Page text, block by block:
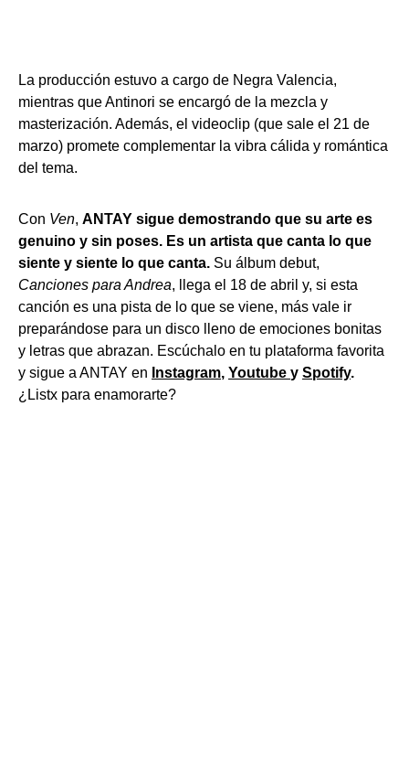
La producción estuvo a cargo de Negra Valencia,
mientras que Antinori se encargó de la mezcla y
masterización. Además, el videoclip (que sale el 21 de
marzo) promete complementar la vibra cálida y romántica
del tema.
Con Ven, ANTAY sigue demostrando que su arte es
genuino y sin poses. Es un artista que canta lo que
siente y siente lo que canta. Su álbum debut,
Canciones para Andrea, llega el 18 de abril y, si esta
canción es una pista de lo que se viene, más vale ir
preparándose para un disco lleno de emociones bonitas
y letras que abrazan. Escúchalo en tu plataforma favorita
y sigue a ANTAY en Instagram, Youtube y Spotify.
¿Listx para enamorarte?